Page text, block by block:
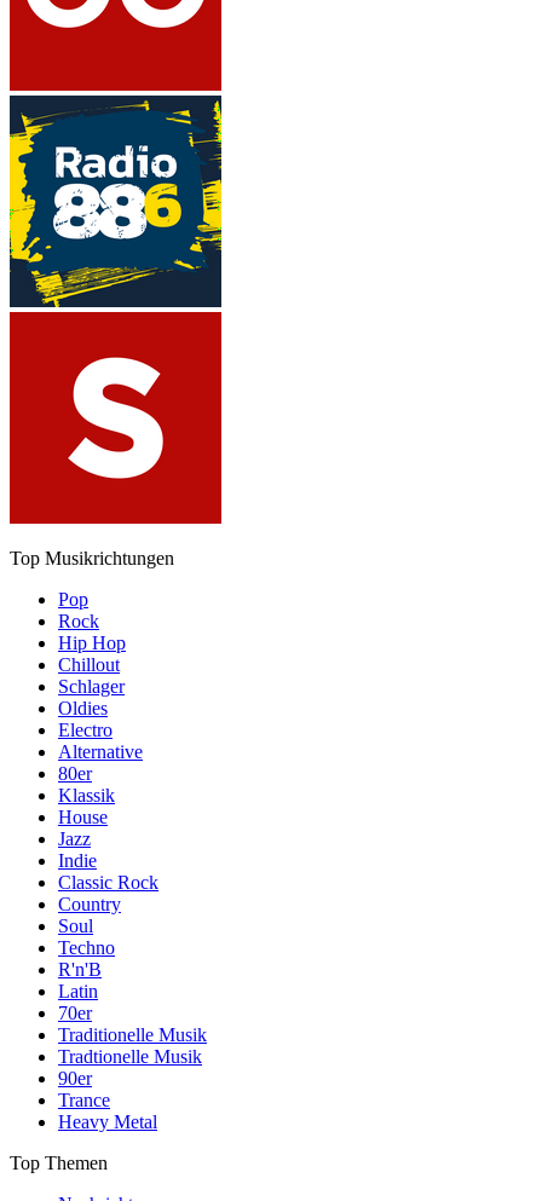
Top Musikrichtungen
Pop
Rock
Hip Hop
Chillout
Schlager
Oldies
Electro
Alternative
80er
Klassik
House
Jazz
Indie
Classic Rock
Country
Soul
Techno
R'n'B
Latin
70er
Traditionelle Musik
Tradtionelle Musik
90er
Trance
Heavy Metal
Top Themen